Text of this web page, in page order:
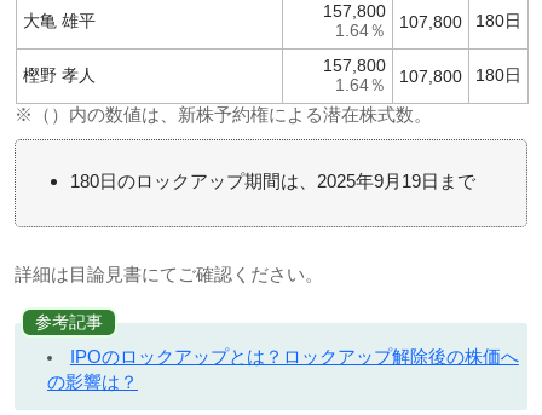
大亀 雄平 157,800
1.64％ 107,800 180日
樫野 孝人 157,800
1.64％ 107,800 180日
※（）内の数値は、新株予約権による潜在株式数。
180日のロックアップ期間は、2025年9月19日まで
詳細は目論見書にてご確認ください。
参考記事
IPOのロックアップとは？ロックアップ解除後の株価へ
の影響は？